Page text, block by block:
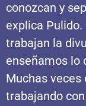
conozcan y
explica Pulido.
trabajan la
enseñamos lo
Muchas veces
trabajando